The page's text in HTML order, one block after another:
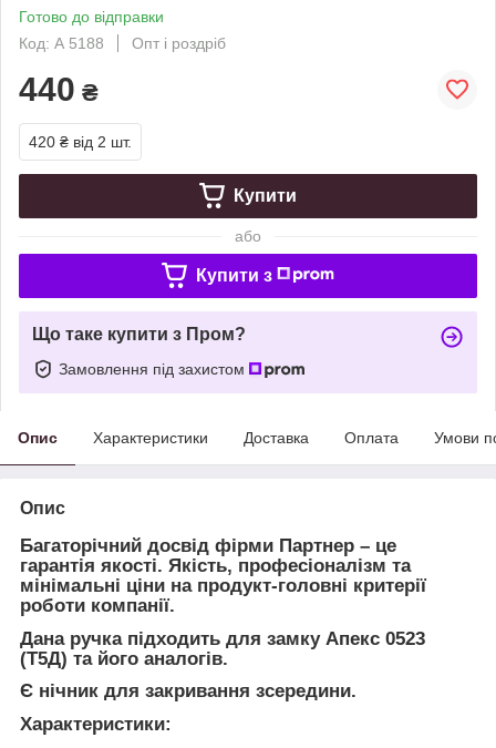
Готово до відправки
Код: А 5188
Опт і роздріб
440 ₴
420 ₴ від 2 шт.
Купити
або
Купити з
Що таке купити з Пром?
Замовлення під захистом
Опис Характеристики Доставка Оплата Умови
Опис
Багаторічний досвід фірми Партнер – це
гарантія якості. Якість, професіоналізм та
мінімальні ціни на продукт-головні критерії
роботи компанії.
Дана ручка підходить для замку Апекс 0523
(Т5Д) та його аналогів.
Є нічник для закривання зсередини.
Характеристики: